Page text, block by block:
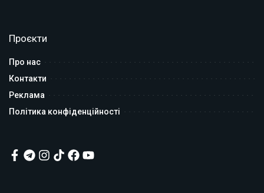
Проєкти
Про нас
Контакти
Реклама
Політика конфіденційності